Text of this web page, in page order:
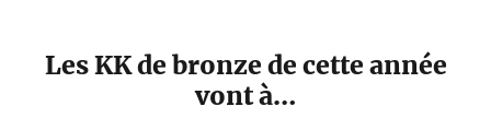
Les KK de bronze de cette année
vont à…